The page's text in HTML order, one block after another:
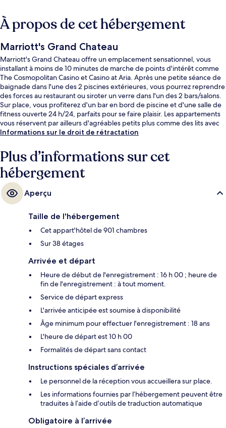
À propos de cet hébergement
Marriott's Grand Chateau
Marriott's Grand Chateau offre un emplacement sensationnel, vous
installant à moins de 10 minutes de marche de points d'intérêt comme
The Cosmopolitan Casino et Casino at Aria. Après une petite séance de
baignade dans l'une des 2 piscines extérieures, vous pourrez reprendre
des forces au restaurant ou siroter un verre dans l'un des 2 bars/salons.
Sur place, vous profiterez d'un bar en bord de piscine et d'une salle de
fitness ouverte 24 h/24, parfaits pour se faire plaisir. Les appartements
vous réservent par ailleurs d'agréables petits plus comme des lits avec
surmatelas et une literie de qualité supérieure. Les autres voyageurs
situe à une très courte distance à pied des transports publics : Station
de monorail MGM Grand se trouve à 11 min et Station de monorail Bally's
- Paris Las Vegas, à 13 min.
Informations sur le droit de rétractation
Plus d’informations sur cet
hébergement
Aperçu
Taille de l'hébergement
Cet appart'hôtel de 901 chambres
Sur 38 étages
Arrivée et départ
Heure de début de l'enregistrement : 16 h 00 ; heure de
fin de l'enregistrement : à tout moment.
Service de départ express
L'arrivée anticipée est soumise à disponibilité
Âge minimum pour effectuer l'enregistrement : 18 ans
L'heure de départ est 10 h 00
Formalités de départ sans contact
Instructions spéciales d’arrivée
Le personnel de la réception vous accueillera sur place.
Les informations fournies par l’hébergement peuvent être
traduites à l’aide d’outils de traduction automatique
Obligatoire à l’arrivée